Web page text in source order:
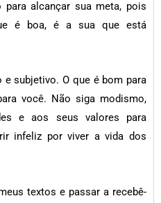
alcançar sua meta, pois
é boa, é a sua que está
e subjetivo. O que é bom para
você. Não siga modismo,
e aos seus valores para
infeliz por viver a vida dos
textos e passar a recebê-